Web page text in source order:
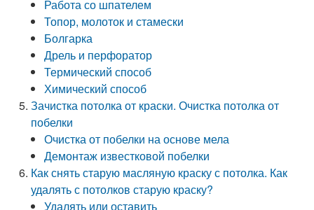
Работа со шпателем
Топор, молоток и стамески
Болгарка
Дрель и перфоратор
Термический способ
Химический способ
Зачистка потолка от краски. Очистка потолка от
побелки
Очистка от побелки на основе мела
Демонтаж известковой побелки
Как снять старую масляную краску с потолка. Как
удалять с потолков старую краску?
Удалять или оставить